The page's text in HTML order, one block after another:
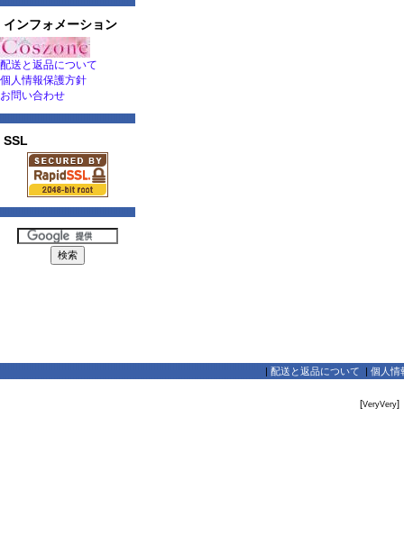
インフォメーション
配送と返品について
個人情報保護方針
お問い合わせ
SSL
| 配送と返品について | 個人情
[VeryVery]